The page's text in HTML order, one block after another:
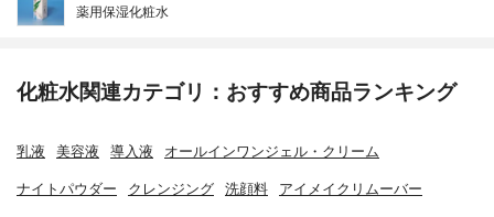
薬用保湿化粧水
化粧水関連カテゴリ：おすすめ商品ランキング
乳液 美容液 導入液 オールインワンジェル・クリーム
ナイトパウダー クレンジング 洗顔料 アイメイクリムーバー